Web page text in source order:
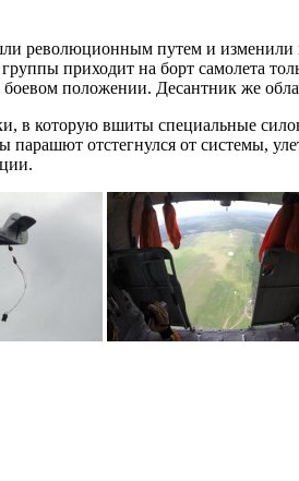
революционным путем и изменили
приходит на борт самолета
боевом положении. Десантник же
в которую вшиты специальные
парашют отстегнулся от